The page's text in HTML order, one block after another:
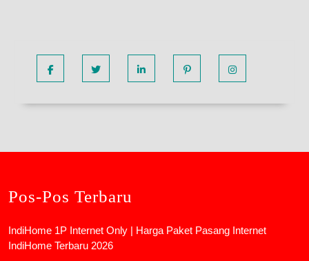
Pos-Pos Terbaru
IndiHome 1P Internet Only | Harga Paket Pasang Internet
IndiHome Terbaru 2026